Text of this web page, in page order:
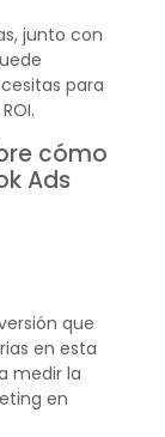
junto con
para
cómo
Ads
que
en esta
medir la
en